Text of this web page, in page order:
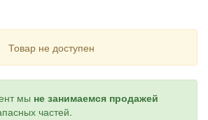
Товар не доступен
мы не занимаемся продажей
частей.